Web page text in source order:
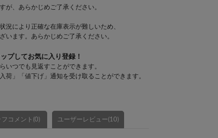
が、あらかじめご了承ください。
により正確な在庫表示が難しいため、
います。あらかじめご了承ください。
ップしてお気に入り登録！
つでも見返すことができます。
荷」「値下げ」通知を受け取ることができます。
フコメント(0) ユーザーレビュー(10)